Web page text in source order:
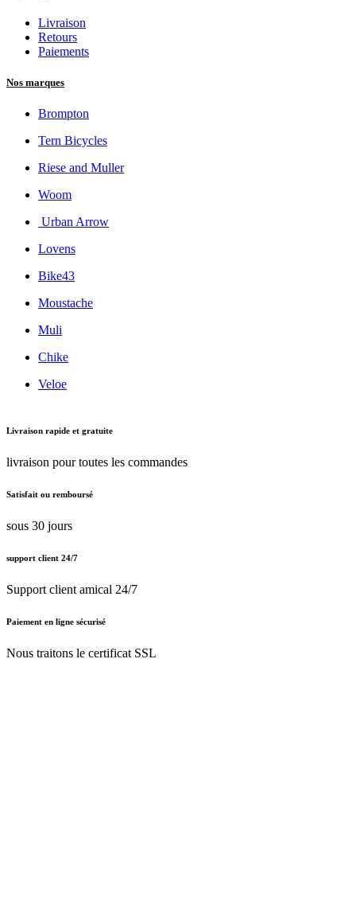
Livraison
Retours
Paiements
Nos marques
Brompton
Tern Bicycles
Riese and Muller
Woom
Urban Arrow
Lovens
Bike43
Moustache
Muli
Chike
Veloe
Livraison rapide et gratuite
livraison pour toutes les commandes
Satisfait ou remboursé
sous 30 jours
support client 24/7
Support client amical 24/7
Paiement en ligne sécurisé
Nous traitons le certificat SSL